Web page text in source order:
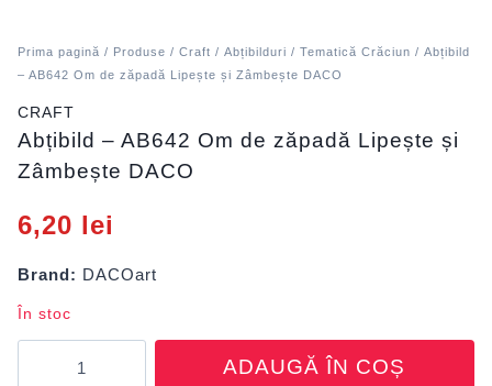
Prima pagină / Produse / Craft / Abțibilduri / Tematică Crăciun / Abțibild
– AB642 Om de zăpadă Lipește și Zâmbește DACO
CRAFT
Abțibild – AB642 Om de zăpadă Lipește și
Zâmbește DACO
6,20 lei
Brand: DACOart
În stoc
ADAUGĂ ÎN COȘ